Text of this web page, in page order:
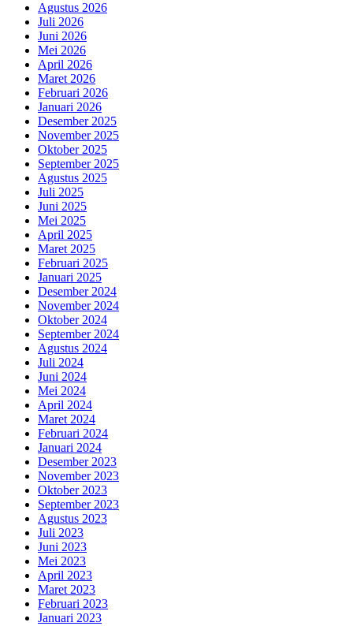
Agustus 2026
Juli 2026
Juni 2026
Mei 2026
April 2026
Maret 2026
Februari 2026
Januari 2026
Desember 2025
November 2025
Oktober 2025
September 2025
Agustus 2025
Juli 2025
Juni 2025
Mei 2025
April 2025
Maret 2025
Februari 2025
Januari 2025
Desember 2024
November 2024
Oktober 2024
September 2024
Agustus 2024
Juli 2024
Juni 2024
Mei 2024
April 2024
Maret 2024
Februari 2024
Januari 2024
Desember 2023
November 2023
Oktober 2023
September 2023
Agustus 2023
Juli 2023
Juni 2023
Mei 2023
April 2023
Maret 2023
Februari 2023
Januari 2023